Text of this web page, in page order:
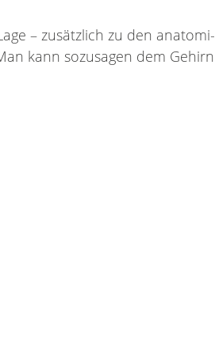
– zu­sätz­lich zu den ana­to­mi­
kann so­zu­sa­gen dem Ge­hirn